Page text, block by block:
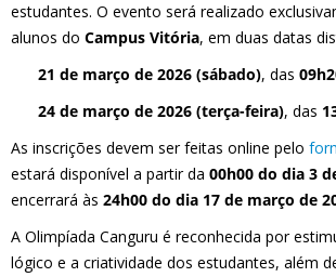
estudantes. O evento será realizado
alunos do Campus Vitória, em duas datas
21 de março de 2026 (sábado), das
24 de março de 2026 (terça-feira), das
As inscrições devem ser feitas online pelo
estará disponível a partir da 00h00 do dia 3
encerrará às 24h00 do dia 17 de março de
A Olimpíada Canguru é reconhecida por
lógico e a criatividade dos estudantes, além